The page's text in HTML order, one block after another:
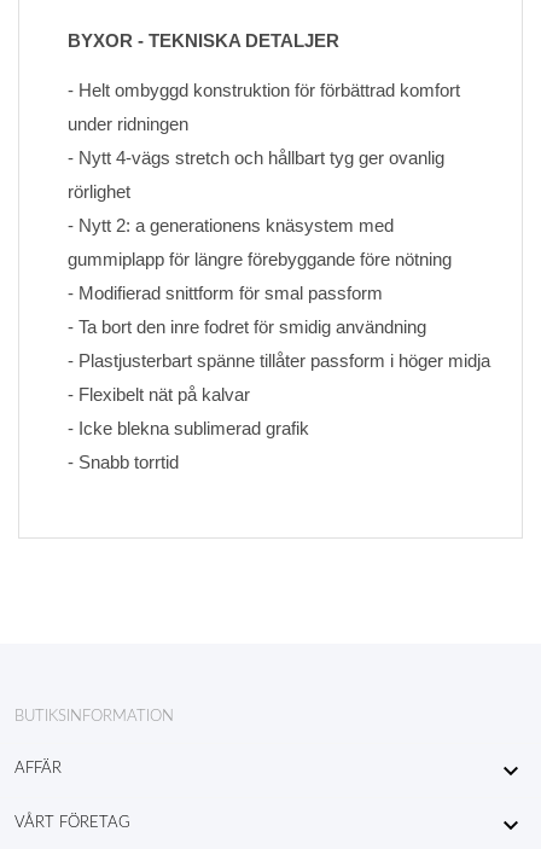
BYXOR - TEKNISKA DETALJER
- Helt ombyggd konstruktion för förbättrad komfort
under ridningen
- Nytt 4-vägs stretch och hållbart tyg ger ovanlig
rörlighet
- Nytt 2: a generationens knäsystem med
gummiplapp för längre förebyggande före nötning
- Modifierad snittform för smal passform
- Ta bort den inre fodret för smidig användning
- Plastjusterbart spänne tillåter passform i höger midja
- Flexibelt nät på kalvar
- Icke blekna sublimerad grafik
- Snabb torrtid
BUTIKSINFORMATION
AFFÄR 
VÅRT FÖRETAG 